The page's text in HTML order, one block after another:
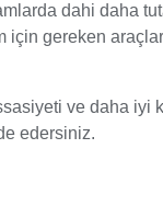
dahi daha
gereken
ve daha iyi
edersiniz.